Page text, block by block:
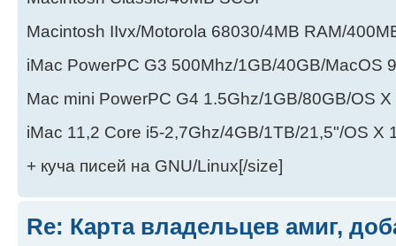
Macintosh IIvx/Motorola 68030/4MB RAM/
iMac PowerPC G3 500Mhz/1GB/40GB/MacOS
Mac mini PowerPC G4 1.5Ghz/1GB/80GB/OS X
iMac 11,2 Core i5-2,7Ghz/4GB/1TB/21,5"/OS X
+ куча писей на GNU/Linux[/size]
Re: Карта владельцев амиг,